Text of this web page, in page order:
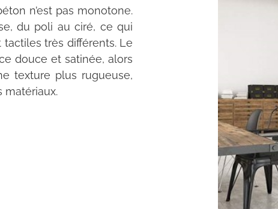
n’est pas monotone.
du poli au ciré, ce qui
tactiles très différents. Le
douce et satinée, alors
texture plus rugueuse,
matériaux.